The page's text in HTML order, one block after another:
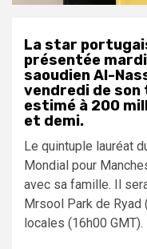
La star
présentée
saoudien Al-
vendredi de
estimé à 200
et demi.
Le quintuple lauréat
Mondial pour
avec sa famille. Il
Mrsool Park de Ryad
locales (16h00 GMT).